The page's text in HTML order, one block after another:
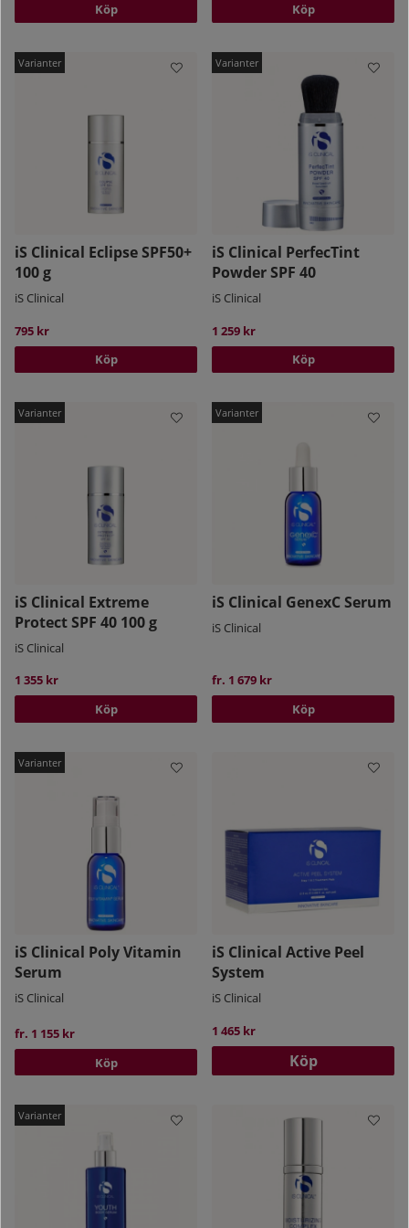
täppa igen porer eller lämna en tung känsla på
iS Clinical PROTECT
:Det sista steget handlar om
att skydda huden, vilket är ett otroligt viktigt steg
för alla oavsett hudtyp eller hudtillstånd. I serien
PROTECT hittar du produkter som skyddar din hud
från solens skadliga strålar med hjälp av ett
bredspektrigt UVA-och UVB-skydd.
Vill du ha hjälp med vilka produkter från iS Clinical
som passar just dig?Kontakta våra
hudterapeuter
så hjälper de dig att skräddarsy en
hudvårdsrutin!
Köp
Köp
iS Clinical Eclipse SPF50+
100 g
iS Clinical
795 kr
Köp
iS Clinical PerfecTint
Powder SPF 40
iS Clinical
1 259 kr
Köp
iS Clinical Extreme
Protect SPF 40 100 g
iS Clinical
1 355 kr
Köp
iS Clinical GenexC Serum
iS Clinical
fr. 1 679 kr
Köp
iS Clinical Poly Vitamin
Serum
iS Clinical
fr. 1 155 kr
Köp
iS Clinical Active Peel
System
iS Clinical
1 465 kr
Köp